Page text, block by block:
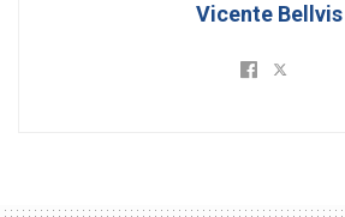
Vicente Bellvis